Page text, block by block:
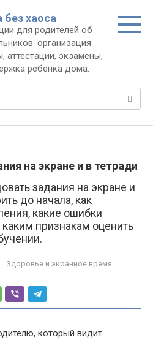
хаоса
для родителей об
организация
аттестации, экзамены,
ребенка дома.
на экране и в тетради
задания на экране и
до начала, как
какие ошибки
признакам оценить
Здоровье и экранное время
который видит